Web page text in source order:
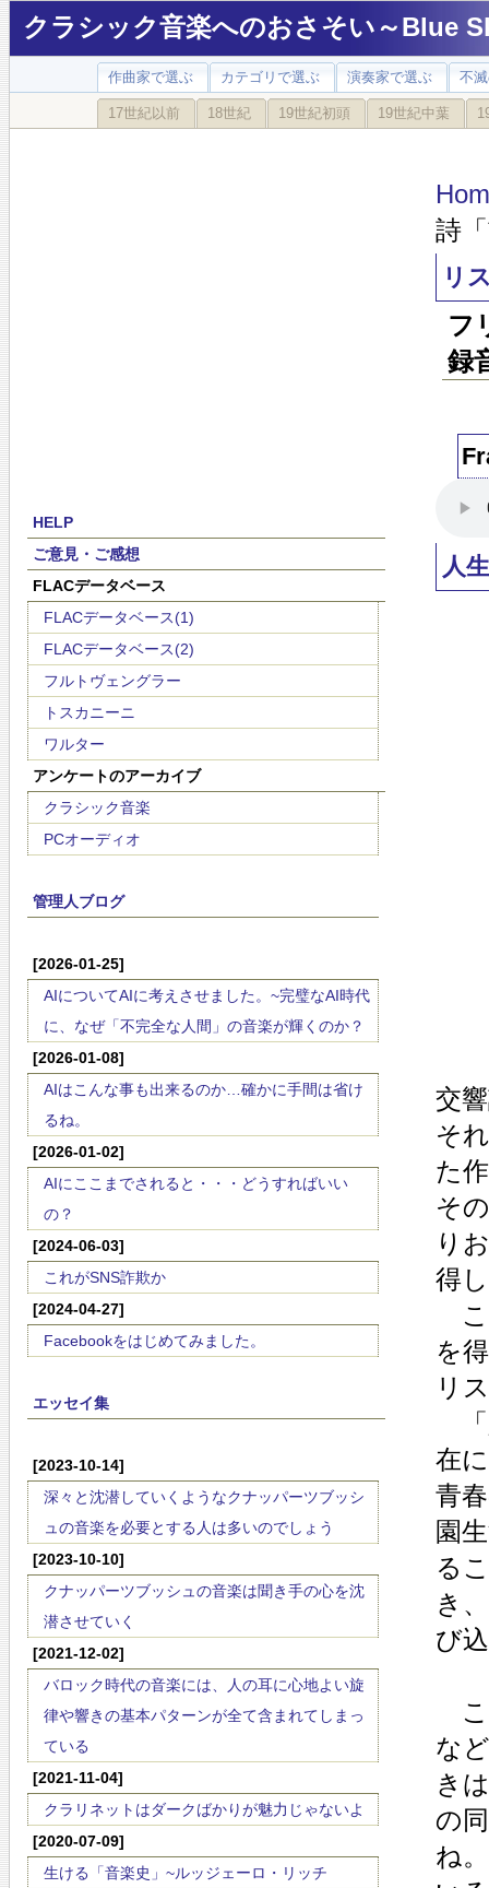
クラシック音楽へのおさそい～Blue
作曲家で選ぶ カテゴリで選ぶ 演奏家で選ぶ 不
17世紀以前 18世紀 19世紀初頭 19世紀中葉
HELP
ご意見・ご感想
FLACデータベース
FLACデータベース(1)
FLACデータベース(2)
フルトヴェングラー
トスカニーニ
ワルター
アンケートのアーカイブ
クラシック音楽
PCオーディオ
管理人ブログ
[2026-01-25]
AIについてAIに考えさせました。~完璧なAI時代
に、なぜ「不完全な人間」の音楽が輝くのか？
[2026-01-08]
AIはこんな事も出来るのか…確かに手間は省け
るね。
[2026-01-02]
AIにここまでされると・・・どうすればいい
の？
[2024-06-03]
これがSNS詐欺か
[2024-04-27]
Facebookをはじめてみました。
エッセイ集
[2023-10-14]
深々と沈潜していくようなクナッパーツブッシ
ュの音楽を必要とする人は多いのでしょう
[2023-10-10]
クナッパーツブッシュの音楽は聞き手の心を沈
潜させていく
[2021-12-02]
バロック時代の音楽には、人の耳に心地よい旋
律や響きの基本パターンが全て含まれてしまっ
ている
[2021-11-04]
クラリネットはダークばかりが魅力じゃないよ
[2020-07-09]
生ける「音楽史」~ルッジェーロ・リッチ
詩
リ
フ
録
人
交
そ
た
そ
り
得
こ
を
リ
「
在
青
園
る
き
び
こ
な
き
の
ね